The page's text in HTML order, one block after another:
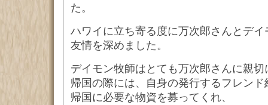
た。
ハワイに立ち寄る度に万次郎さんとデ
友情を深めました。
デイモン牧師はとても万次郎さんに親
帰国の際には、自身の発行するフレン
帰国に必要な物資を募ってくれ、